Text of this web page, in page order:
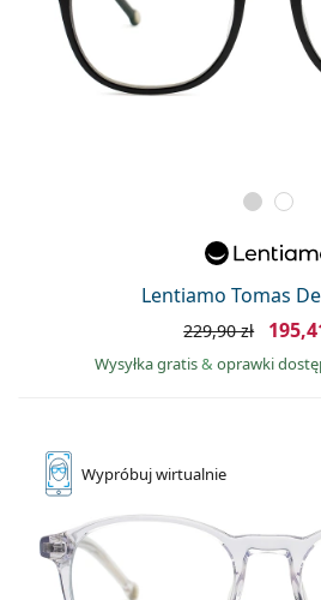
Lentiamo Tomas
229,90 zł
Wysyłka gratis& oprawki
Wypróbujwirtualnie